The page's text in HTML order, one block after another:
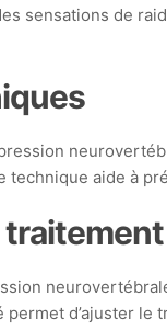
sensations de
aide à
d’ajuster